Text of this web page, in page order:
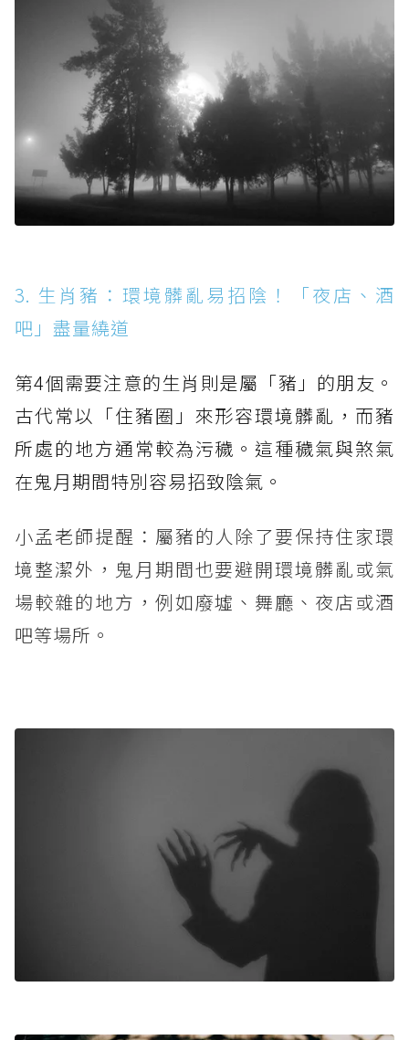
3. 生肖豬：環境髒亂易招陰！「夜店、酒
吧」盡量繞道
第4個需要注意的生肖則是屬「豬」的朋友。
古代常以「住豬圈」來形容環境髒亂，而豬
所處的地方通常較為污穢。這種穢氣與煞氣
在鬼月期間特別容易招致陰氣。
小孟老師提醒：屬豬的人除了要保持住家環
境整潔外，鬼月期間也要避開環境髒亂或氣
場較雜的地方，例如廢墟、舞廳、夜店或酒
吧等場所。